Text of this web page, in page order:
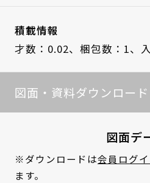
積載情報
才数：0.02、 梱包数：1、
図面・資料ダウンロード
図面デ
※ダウンロードは会員ログ
ます。